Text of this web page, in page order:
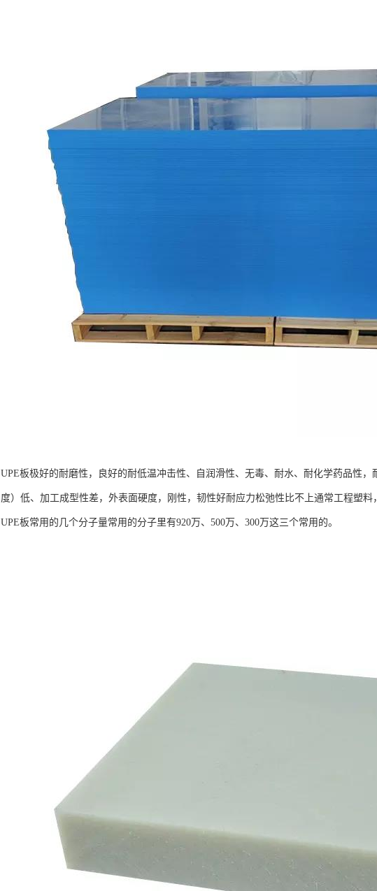
UPE板极好的耐磨性，良好的耐低温冲击性、自润滑性、无毒、耐水、耐化学药品性
度）低、加工成型性差，外表面硬度，刚性，韧性好耐应力松弛性比不上通常工程塑料
UPE板常用的几个分子量常用的分子里有920万、500万、300万这三个常用的。